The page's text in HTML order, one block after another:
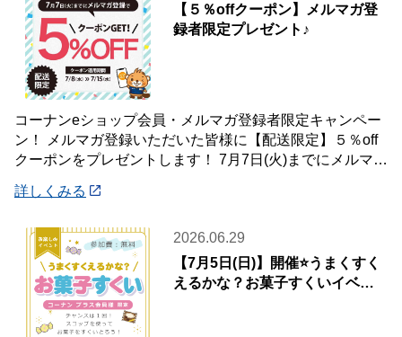
【５％offクーポン】メルマガ登
録者限定プレゼント♪
コーナンeショップ会員・メルマガ登録者限定キャンペー
ン！ メルマガ登録いただいた皆様に【配送限定】５％off
クーポンをプレゼントします！ 7月7日(火)までにメルマガ
詳しくみる
2026.06.29
【7月5日(日)】開催⭐️うまくすく
えるかな？お菓子すくいイベン